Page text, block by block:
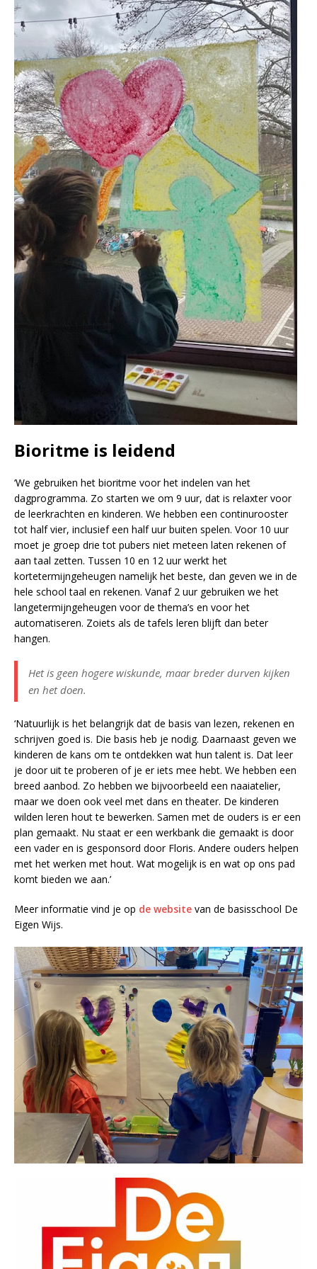
Bioritme is leidend
‘We gebruiken het bioritme voor het indelen van het
dagprogramma. Zo starten we om 9 uur, dat is relaxter voor
de leerkrachten en kinderen. We hebben een continurooster
tot half vier, inclusief een half uur buiten spelen. Voor 10 uur
moet je groep drie tot pubers niet meteen laten rekenen of
aan taal zetten. Tussen 10 en 12 uur werkt het
kortetermijngeheugen namelijk het beste, dan geven we in de
hele school taal en rekenen. Vanaf 2 uur gebruiken we het
langetermijngeheugen voor de thema’s en voor het
automatiseren. Zoiets als de tafels leren blijft dan beter
hangen.
Het is geen hogere wiskunde, maar breder durven kijken
en het doen.
‘Natuurlijk is het belangrijk dat de basis van lezen, rekenen en
schrijven goed is. Die basis heb je nodig. Daarnaast geven we
kinderen de kans om te ontdekken wat hun talent is. Dat leer
je door uit te proberen of je er iets mee hebt. We hebben een
breed aanbod. Zo hebben we bijvoorbeeld een naaiatelier,
maar we doen ook veel met dans en theater. De kinderen
wilden leren hout te bewerken. Samen met de ouders is er een
plan gemaakt. Nu staat er een werkbank die gemaakt is door
een vader en is gesponsord door Floris. Andere ouders helpen
met het werken met hout. Wat mogelijk is en wat op ons pad
komt bieden we aan.’
Meer informatie vind je op de website van de basisschool De
Eigen Wijs.